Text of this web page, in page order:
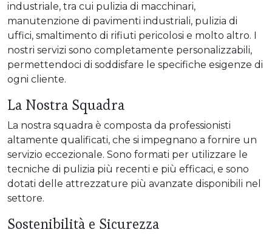
industriale, tra cui pulizia di macchinari,
manutenzione di pavimenti industriali, pulizia di
uffici, smaltimento di rifiuti pericolosi e molto altro. I
nostri servizi sono completamente personalizzabili,
permettendoci di soddisfare le specifiche esigenze di
ogni cliente.
La Nostra Squadra
La nostra squadra è composta da professionisti
altamente qualificati, che si impegnano a fornire un
servizio eccezionale. Sono formati per utilizzare le
tecniche di pulizia più recenti e più efficaci, e sono
dotati delle attrezzature più avanzate disponibili nel
settore.
Sostenibilità e Sicurezza